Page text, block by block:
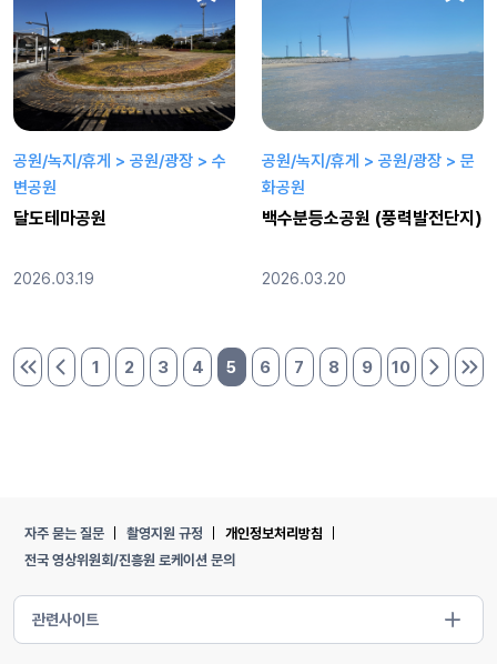
공원/녹지/휴게 > 공원/광장 > 수
변공원
달도테마공원
2026.03.19
공원/녹지/휴게 > 공원/광장 > 문
화공원
백수분등소공원 (풍력발전단지)
2026.03.20
처음 페이지
이전 페이지
1 2 3 4 5 6 7 8 9 10
다음 페
마
자주 묻는 질문 촬영지원 규정
개인정보처리방침
전국 영상위원회/진흥원 로케이션 문의